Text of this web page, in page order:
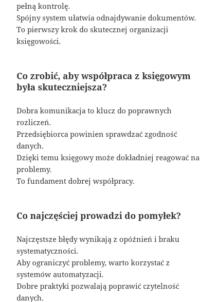
pełną kontrolę.
Spójny system ułatwia odnajdywanie dokumentów.
To pierwszy krok do skutecznej organizacji
księgowości.
Co zrobić, aby współpraca z księgowym
była skuteczniejsza?
Dobra komunikacja to klucz do poprawnych
rozliczeń.
Przedsiębiorca powinien sprawdzać zgodność
danych.
Dzięki temu księgowy może dokładniej reagować na
problemy.
To fundament dobrej współpracy.
Co najczęściej prowadzi do pomyłek?
Najczęstsze błędy wynikają z opóźnień i braku
systematyczności.
Aby ograniczyć problemy, warto korzystać z
systemów automatyzacji.
Dobre praktyki pozwalają poprawić czytelność
danych.